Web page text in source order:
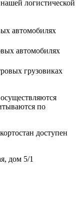
логистической
автомобилях
автомобилях
грузовиках
по
доступен
дом 5/1